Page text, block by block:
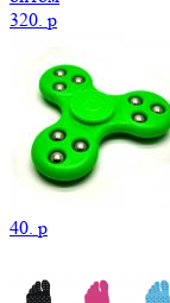
320. p
40. p